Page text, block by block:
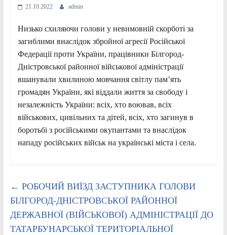
21.10.2022 admin
Низько схиляючи голови у невимовній скорботі за
загиблими внаслідок збройної агресії Російської
Федерації проти України, працівники Білгород-
Дністровської районної військової адміністрації
вшанували хвилиною мовчання світлу пам’ять
громадян України, які віддали життя за свободу і
незалежність України: всіх, хто воював, всіх
військових, цивільних та дітей, всіх, хто загинув в
боротьбі з російськими окупантами та внаслідок
нападу російських військ на українські міста і села.
← РОБОЧИЙ ВИЇЗД ЗАСТУПНИКА ГОЛОВИ
БІЛГОРОД-ДНІСТРОВСЬКОЇ РАЙОННОЇ
ДЕРЖАВНОЇ (ВІЙСЬКОВОЇ) АДМІНІСТРАЦІЇ ДО
ТАТАРБУНАРСЬКОЇ ТЕРИТОРІАЛЬНОЇ